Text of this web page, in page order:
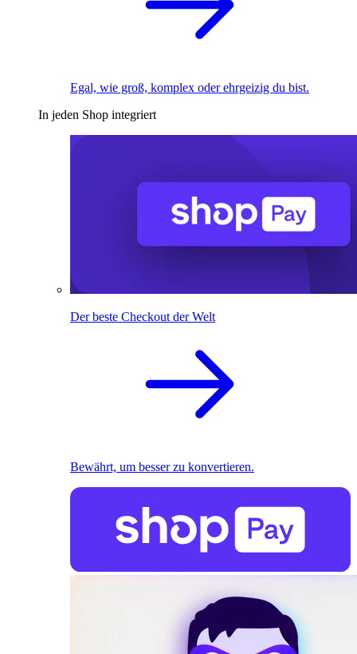
Egal, wie groß, komplex oder ehrgeizig du bist.
In jeden Shop integriert
Der beste Checkout der Welt
Bewährt, um besser zu konvertieren.